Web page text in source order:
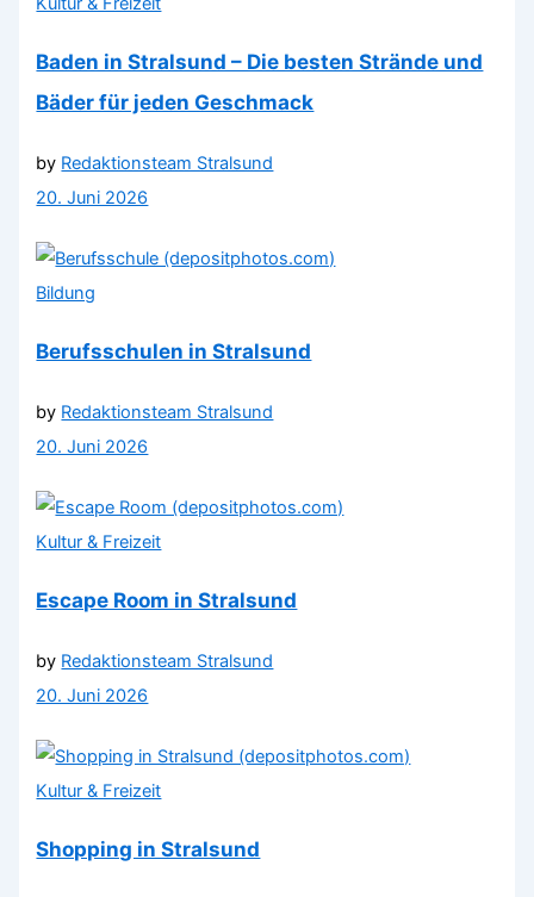
Baden in Stralsund – Die besten Strände und
Bäder für jeden Geschmack
by Redaktionsteam Stralsund
20. Juni 2026
Bildung
Berufsschulen in Stralsund
by Redaktionsteam Stralsund
20. Juni 2026
Kultur & Freizeit
Escape Room in Stralsund
by Redaktionsteam Stralsund
20. Juni 2026
Kultur & Freizeit
Shopping in Stralsund